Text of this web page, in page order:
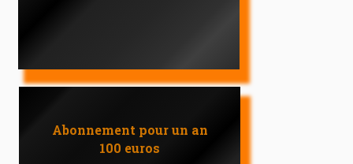
Abonnement pour un an
100 euros